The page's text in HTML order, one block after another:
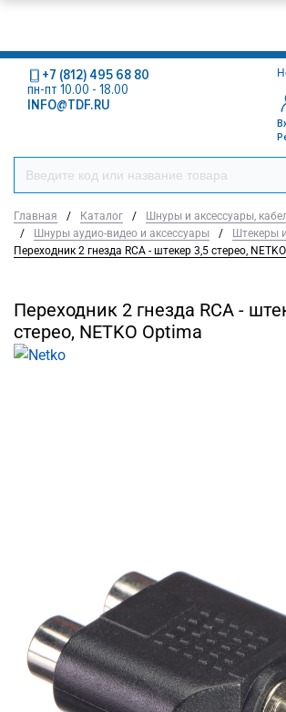
+7 (812) 495 68 80
пн-пт 10.00 - 18.00
INFO@TDF.RU
Главная / Каталог /
Шнуры и аксессуары,
/
Шнуры аудио-видео и аксессуары / Штекеры
Переходник 2 гнезда RCA - штекер 3,5 стерео,
Переходник 2 гнезда RCA -
стерео, NETKO Optima